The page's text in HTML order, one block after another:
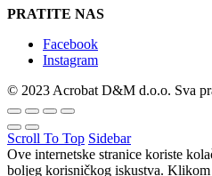
PRATITE NAS
Facebook
Instagram
© 2023 Acrobat D&M d.o.o. Sva
Scroll To Top Sidebar
Ove internetske stranice koriste
boljeg korisničkog iskustva. Klikom